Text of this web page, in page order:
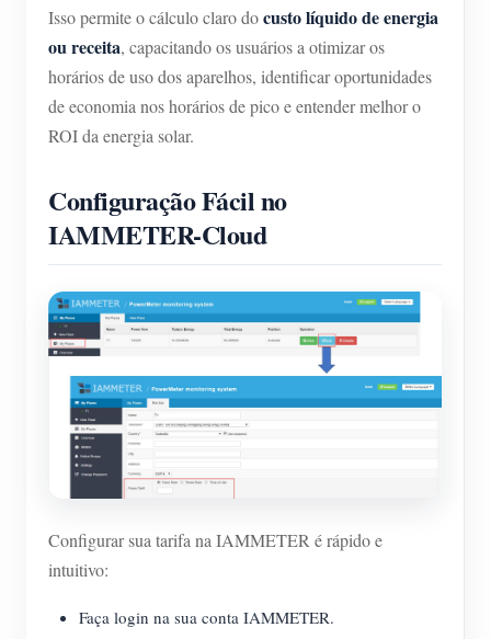
Isso permite o cálculo claro docusto líquido de energia
ou receita, capacitando os usuários a otimizar os
horários de uso dos aparelhos, identificar oportunidades
de economia nos horários de pico e entender melhor o
ROI da energia solar.
Configuração Fácil no
IAMMETER-Cloud
Configurar sua tarifa na IAMMETER é rápido e
intuitivo:
Faça login na sua conta IAMMETER.